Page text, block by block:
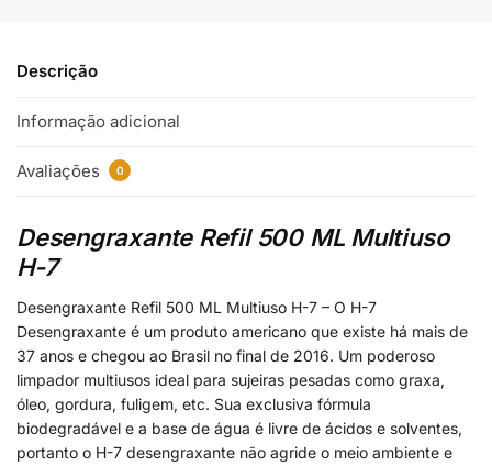
Descrição
Informação adicional
Avaliações 0
Desengraxante Refil 500 ML Multiuso
H-7
Desengraxante Refil 500 ML Multiuso H-7 – O H-7
Desengraxante é um produto americano que existe há mais de
37 anos e chegou ao Brasil no final de 2016. Um poderoso
limpador multiusos ideal para sujeiras pesadas como graxa,
óleo, gordura, fuligem, etc. Sua exclusiva fórmula
biodegradável e a base de água é livre de ácidos e solventes,
portanto o H-7 desengraxante não agride o meio ambiente e